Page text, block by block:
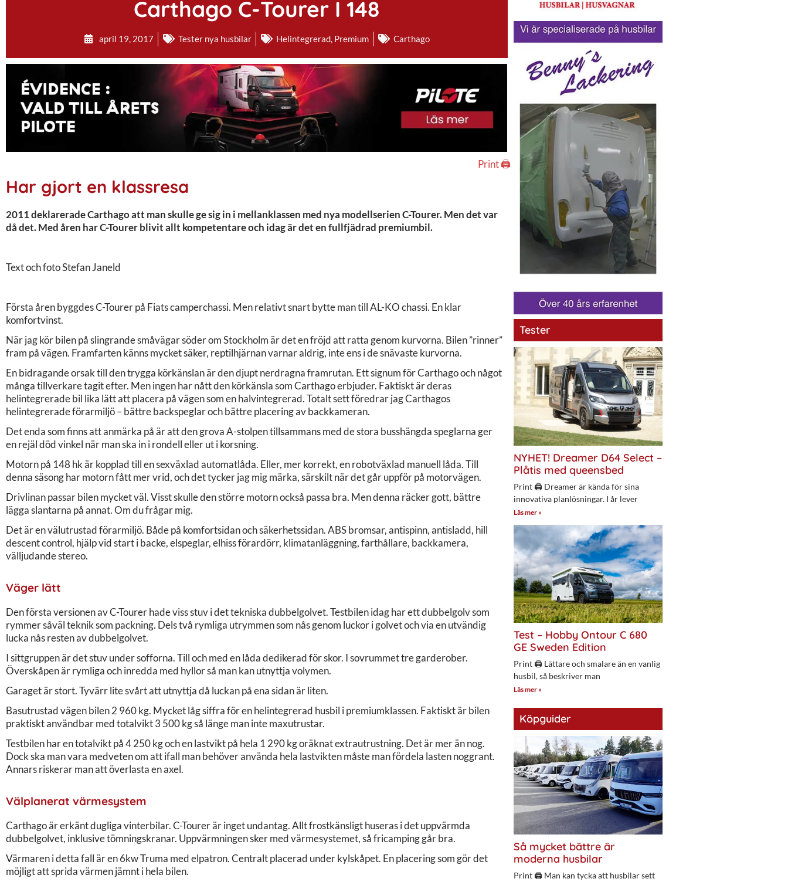
Carthago C-Tourer I 148
april 19, 2017 Tester nya husbilar Helintegrerad, Premium Carthago
Print 🖨
Har gjort en klassresa
2011 deklarerade Carthago att man skulle ge sig in i mellanklassen med nya modellserien C-Tourer. Men det var
då det. Med åren har C-Tourer blivit allt kompetentare och idag är det en fullfjädrad premiumbil.
Text och foto Stefan Janeld
Första åren byggdes C-Tourer på Fiats camperchassi. Men relativt snart bytte man till AL-KO chassi. En klar
komfortvinst.
När jag kör bilen på slingrande småvägar söder om Stockholm är det en fröjd att ratta genom kurvorna. Bilen ”rinner”
fram på vägen. Framfarten känns mycket säker, reptilhjärnan varnar aldrig, inte ens i de snävaste kurvorna.
En bidragande orsak till den trygga körkänslan är den djupt nerdragna framrutan. Ett signum för Carthago och något
många tillverkare tagit efter. Men ingen har nått den körkänsla som Carthago erbjuder. Faktiskt är deras
helintegrerade bil lika lätt att placera på vägen som en halvintegrerad. Totalt sett föredrar jag Carthagos
helintegrerade förarmiljö – bättre backspeglar och bättre placering av backkameran.
Det enda som finns att anmärka på är att den grova A-stolpen tillsammans med de stora busshängda speglarna ger
en rejäl död vinkel när man ska in i rondell eller ut i korsning.
Motorn på 148 hk är kopplad till en sexväxlad automatlåda. Eller, mer korrekt, en robotväxlad manuell låda. Till
denna säsong har motorn fått mer vrid, och det tycker jag mig märka, särskilt när det går uppför på motorvägen.
Drivlinan passar bilen mycket väl. Visst skulle den större motorn också passa bra. Men denna räcker gott, bättre
lägga slantarna på annat. Om du frågar mig.
Det är en välutrustad förarmiljö. Både på komfortsidan och säkerhetssidan. ABS bromsar, antispinn, antisladd, hill
descent control, hjälp vid start i backe, elspeglar, elhiss förardörr, klimatanläggning, farthållare, backkamera,
välljudande stereo.
Väger lätt
Den första versionen av C-Tourer hade viss stuv i det tekniska dubbelgolvet. Testbilen idag har ett dubbelgolv som
rymmer såväl teknik som packning. Dels två rymliga utrymmen som nås genom luckor i golvet och via en utvändig
lucka nås resten av dubbelgolvet.
I sittgruppen är det stuv under sofforna. Till och med en låda dedikerad för skor. I sovrummet tre garderober.
Överskåpen är rymliga och inredda med hyllor så man kan utnyttja volymen.
Garaget är stort. Tyvärr lite svårt att utnyttja då luckan på ena sidan är liten.
Basutrustad vägen bilen 2 960 kg. Mycket låg siffra för en helintegrerad husbil i premiumklassen. Faktiskt är bilen
praktiskt användbar med totalvikt 3 500 kg så länge man inte maxutrustar.
Testbilen har en totalvikt på 4 250 kg och en lastvikt på hela 1 290 kg oräknat extrautrustning. Det är mer än nog.
Dock ska man vara medveten om att ifall man behöver använda hela lastvikten måste man fördela lasten noggrant.
Annars riskerar man att överlasta en axel.
Välplanerat värmesystem
Carthago är erkänt dugliga vinterbilar. C-Tourer är inget undantag. Allt frostkänsligt huseras i det uppvärmda
dubbelgolvet, inklusive tömningskranar. Uppvärmningen sker med värmesystemet, så fricamping går bra.
Värmaren i detta fall är en 6kw Truma med elpatron. Centralt placerad under kylskåpet. En placering som gör det
möjligt att sprida värmen jämnt i hela bilen.
Tester
NYHET! Dreamer D64 Select –
Plåtis med queensbed
Print 🖨 Dreamer är kända för sina
innovativa planlösningar. I år lever
Läs mer »
Test – Hobby Ontour C 680
GE Sweden Edition
Print 🖨 Lättare och smalare än en vanlig
husbil, så beskriver man
Läs mer »
Köpguider
Så mycket bättre är
moderna husbilar
Print 🖨 Man kan tycka att husbilar sett